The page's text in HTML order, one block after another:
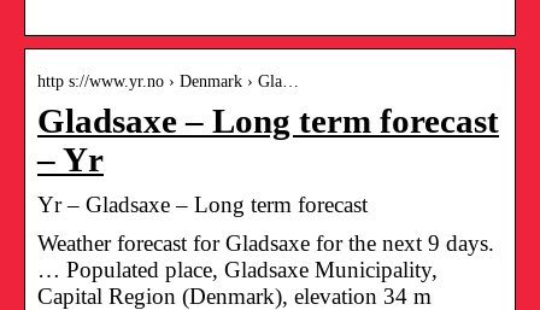
http s://www.yr.no › Denmark › Gla…
Gladsaxe – Long term forecast
– Yr
Yr – Gladsaxe – Long term forecast
Weather forecast for Gladsaxe for the next 9 days.
… Populated place, Gladsaxe Municipality,
Capital Region (Denmark), elevation 34 m